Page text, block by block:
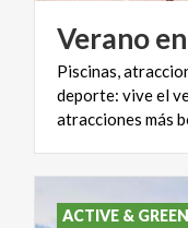
Veranoen
Piscinas,
deporte: vive el
atracciones más
ACTIVE & GREEN